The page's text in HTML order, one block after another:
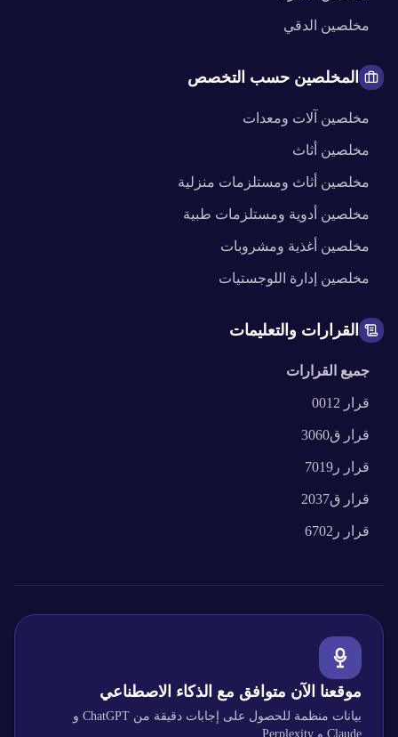
مخلصين الدقي
المخلصين حسب التخصص
مخلصين آلات ومعدات
مخلصين أثاث
مخلصين أثاث ومستلزمات منزلية
مخلصين أدوية ومستلزمات طبية
مخلصين أغذية ومشروبات
مخلصين إدارة اللوجستيات
القرارات والتعليمات
جميع القرارات
قرار 0012
قرار ق3060
قرار ر7019
قرار ق2037
قرار ر6702
موقعنا الآن متوافق مع الذكاء الاصطناعي
بيانات منظمة للحصول على إجابات دقيقة من ChatGPT و
Claude و Perplexity